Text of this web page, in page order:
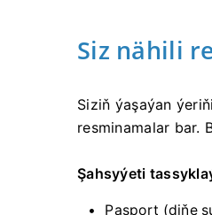
Siz nähili
Siziň ýaşaýan
resminamalar bar.
Şahsyýeti
Pasport (diňe